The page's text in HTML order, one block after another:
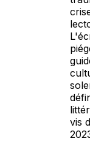
vis